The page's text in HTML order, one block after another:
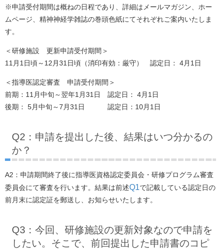
※申請受付期間は概ねの日程であり、詳細はメールマガジン、ホー
ムページ、精神神経学雑誌の巻頭色紙にてそれぞれご案内いたしま
す。
＜研修施設 更新申請受付期間＞
11月1日頃～12月31日頃（消印有効：厳守） 認定日： 4月1日
＜指導医認定審査 申請受付期間＞
前期：11月中旬～翌年1月31日 認定日： 4月1日
後期： 5月中旬～7月31日 認定日：10月1日
Q2：申請を提出した後、結果はいつ分かるの
か？
A2：申請期間終了後に指導医資格認定委員会・研修プログラム審査
委員会にて審査を行います。結果は前述Q1で記載している認定日の
前月末に認定証を郵送し、お知らせいたします。
Q3：今回、研修施設の更新対象なので申請を
したい。そこで、前回提出した申請書のコピ